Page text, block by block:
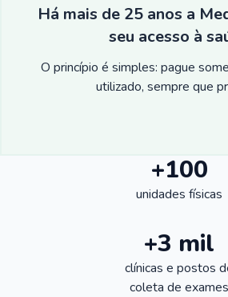
Há mais de 25 anos a
seu acesso à
O princípio é simples: pague
utilizado, sempre que
+100
unidades físicas
+3 mil
clínicas e postos
coleta de exames